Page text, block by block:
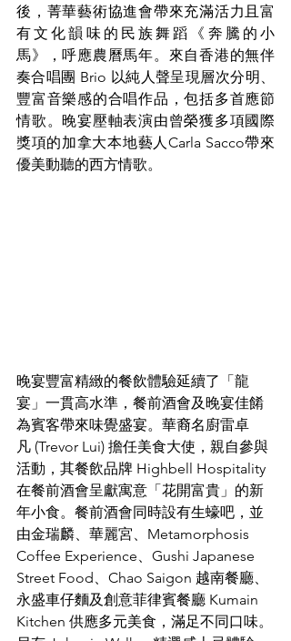
後，菁華藝術協進會帶來充滿活力且富
有文化韻味的民族舞蹈《奔騰的小
馬》，呼應農曆馬年。來自香港的無伴
奏合唱團 Brio 以純人聲呈現層次分明、
豐富音樂感的合唱作品，包括多首應節
情歌。晚宴壓軸表演由曾榮獲多項國際
獎項的加拿大本地藝人Carla Sacco帶來
優美動聽的西方情歌。
晚宴豐富精緻的餐飲體驗延續了「龍
宴」一貫高水準，餐前酒會及晚宴佳餚
為賓客帶來味覺盛宴。華裔名廚雷卓
凡 (Trevor Lui) 擔任美食大使，親自參與
活動，其餐飲品牌 Highbell Hospitality
在餐前酒會呈獻寓意「花開富貴」的新
年小食。餐前酒會同時設有生蠔吧，並
由金瑞麟、華麗宮、Metamorphosis
Coffee Experience、Gushi Japanese
Street Food、Chao Saigon 越南餐廳、
永盛車仔麵及創意菲律賓餐廳 Kumain
Kitchen 供應多元美食，滿足不同口味。